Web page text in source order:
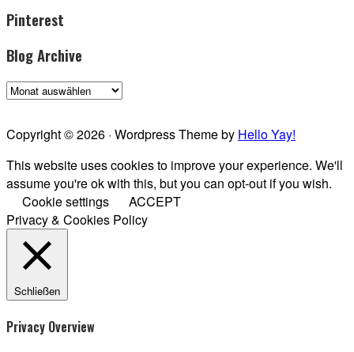
Pinterest
Blog Archive
Blog
Copyright © 2026 · Wordpress Theme by Hello Yay!
This website uses cookies to improve your experience. We'll
assume you're ok with this, but you can opt-out if you wish.
Cookie settings
ACCEPT
Privacy & Cookies Policy
Schließen
Privacy Overview